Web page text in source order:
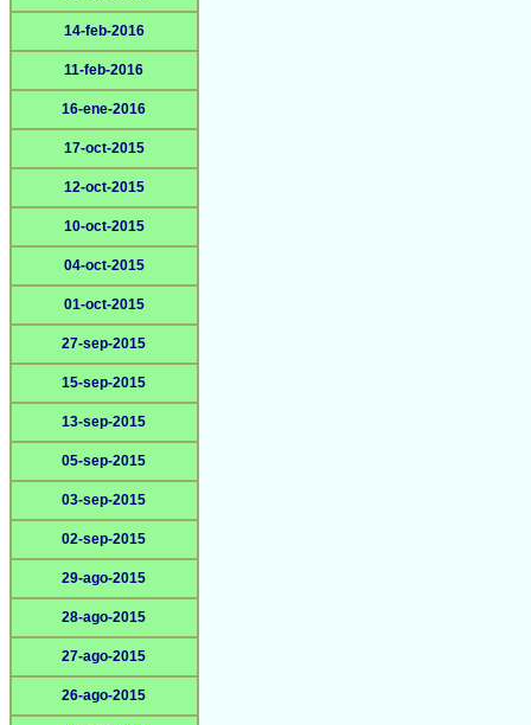
14-feb-2016
11-feb-2016
16-ene-2016
17-oct-2015
12-oct-2015
10-oct-2015
04-oct-2015
01-oct-2015
27-sep-2015
15-sep-2015
13-sep-2015
05-sep-2015
03-sep-2015
02-sep-2015
29-ago-2015
28-ago-2015
27-ago-2015
26-ago-2015